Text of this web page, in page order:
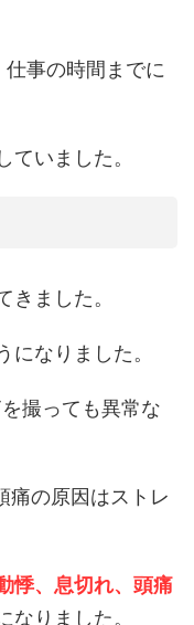
事の時間までに
いました。
ました。
になりました。
撮っても異常な
痛の原因はストレ
悸、息切れ、頭痛
りました。